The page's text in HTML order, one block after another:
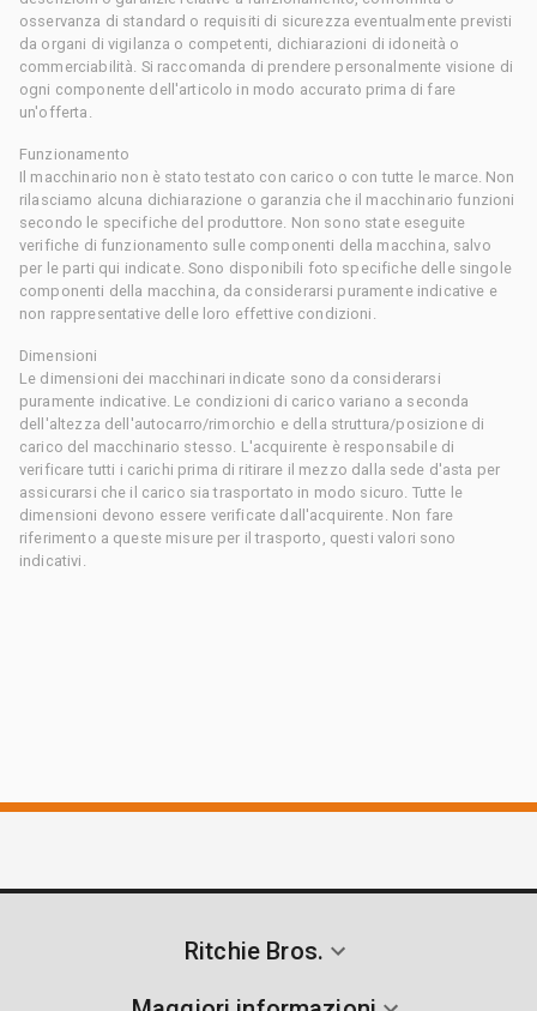
osservanza di standard o requisiti di sicurezza eventualmente previsti
da organi di vigilanza o competenti, dichiarazioni di idoneità o
commerciabilità. Si raccomanda di prendere personalmente visione di
ogni componente dell'articolo in modo accurato prima di fare
un'offerta.
Funzionamento
Il macchinario non è stato testato con carico o con tutte le marce. Non
rilasciamo alcuna dichiarazione o garanzia che il macchinario funzioni
secondo le specifiche del produttore. Non sono state eseguite
verifiche di funzionamento sulle componenti della macchina, salvo
per le parti qui indicate. Sono disponibili foto specifiche delle singole
componenti della macchina, da considerarsi puramente indicative e
non rappresentative delle loro effettive condizioni.
Dimensioni
Le dimensioni dei macchinari indicate sono da considerarsi
puramente indicative. Le condizioni di carico variano a seconda
dell'altezza dell'autocarro/rimorchio e della struttura/posizione di
carico del macchinario stesso. L'acquirente è responsabile di
verificare tutti i carichi prima di ritirare il mezzo dalla sede d'asta per
assicurarsi che il carico sia trasportato in modo sicuro. Tutte le
dimensioni devono essere verificate dall'acquirente. Non fare
riferimento a queste misure per il trasporto, questi valori sono
indicativi.
Ritchie Bros.